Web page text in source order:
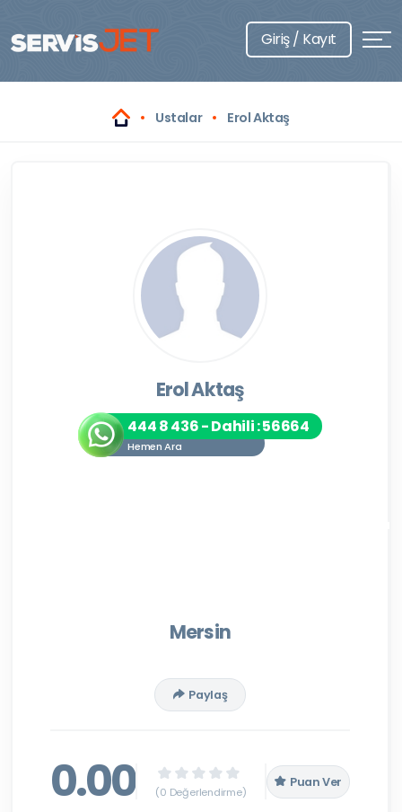
Giriş / Kayıt
Ustalar Erol Aktaş
Erol Aktaş
444 8 436 - Dahili : 56664
Hemen Ara
Mersin
Paylaş
0.00 (0 Değerlendirme)
Puan Ver